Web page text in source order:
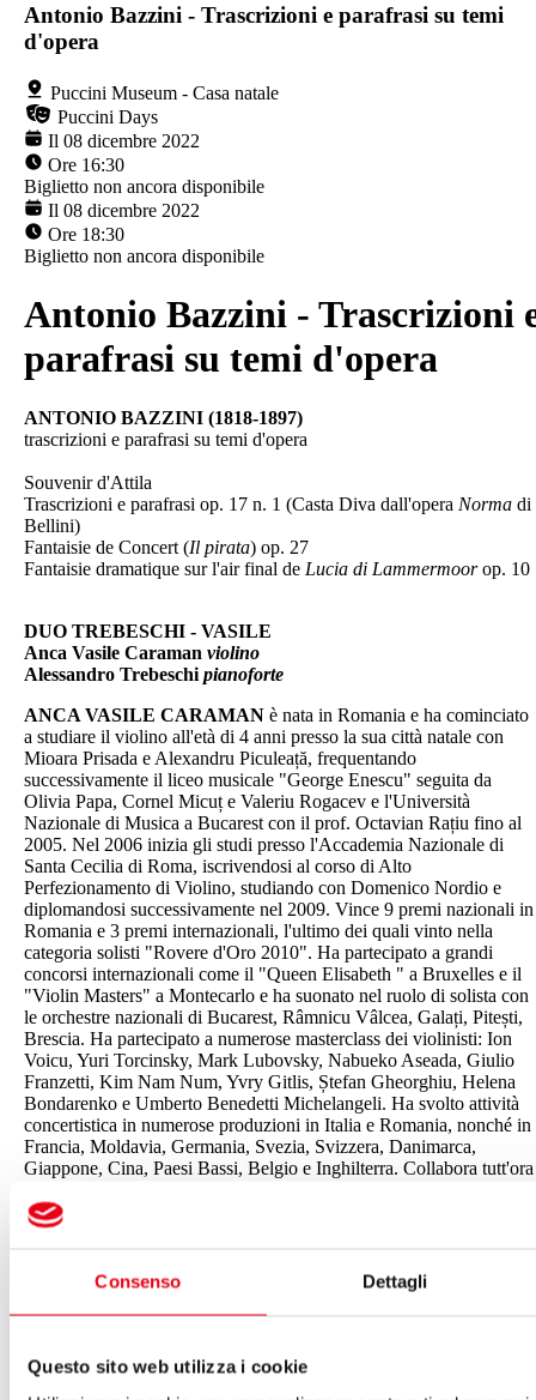
Consenso Dettagli
Questo sito web utilizza i cookie
Antonio Bazzini - Trascrizioni e parafrasi su temi
d'opera
Puccini Museum - Casa natale
Puccini Days
Il 08 dicembre 2022
Ore 16:30
Biglietto non ancora disponibile
Il 08 dicembre 2022
Ore 18:30
Biglietto non ancora disponibile
Antonio Bazzini - Trascrizioni
parafrasi su temi d'opera
ANTONIO BAZZINI (1818-1897)
trascrizioni e parafrasi su temi d'opera
Souvenir d'Attila
Trascrizioni e parafrasi op. 17 n. 1 (Casta Diva dall'opera Norma di
Bellini)
Fantaisie de Concert (Il pirata) op. 27
Fantaisie dramatique sur l'air final de Lucia di Lammermoorop. 10
DUO TREBESCHI - VASILE
Anca Vasile Caraman violino
Alessandro Trebeschi pianoforte
ANCA VASILE CARAMAN è nata in Romania e ha cominciato
a studiare il violino all'età di 4 anni presso la sua città natale con
Mioara Prisada e Alexandru Piculeață, frequentando
successivamente il liceo musicale "George Enescu" seguita da
Olivia Papa, Cornel Micuț e Valeriu Rogacev e l'Università
Nazionale di Musica a Bucarest con il prof. Octavian Rațiu fino al
2005. Nel 2006 inizia gli studi presso l'Accademia Nazionale di
Santa Cecilia di Roma, iscrivendosi al corso di Alto
Perfezionamento di Violino, studiando con Domenico Nordio e
diplomandosi successivamente nel 2009. Vince 9 premi nazionali in
Romania e 3 premi internazionali, l'ultimo dei quali vinto nella
categoria solisti "Rovere d'Oro 2010". Ha partecipato a grandi
concorsi internazionali come il "Queen Elisabeth " a Bruxelles e il
"Violin Masters" a Montecarlo e ha suonato nel ruolo di solista con
le orchestre nazionali di Bucarest, Râmnicu Vâlcea, Galați, Pitești,
Brescia. Ha partecipato a numerose masterclass dei violinisti: Ion
Voicu, Yuri Torcinsky, Mark Lubovsky, Nabueko Aseada, Giulio
Franzetti, Kim Nam Num, Yvry Gitlis, Ștefan Gheorghiu, Helena
Bondarenko e Umberto Benedetti Michelangeli. Ha svolto attività
concertistica in numerose produzioni in Italia e Romania, nonché in
Francia, Moldavia, Germania, Svezia, Svizzera, Danimarca,
Giappone, Cina, Paesi Bassi, Belgio e Inghilterra. Collabora tutt'ora
presentando le musiche di Alberto Bonera e suona in varie
formazioni cameristiche. A settembre 2018 con la rivista
bresciano Antonio Bazzini, e nel novembre dello stesso anno
l’integrale in 5 cd per “Brilliant Classics” insieme al pianista
Alessandro Trebeschi. Per l’edizione Aldebaran ha curato la
A.Bazzini. Nel 2019 sono uscite per la casa discografica BAM le 8
stagioni di Vivaldi e Piazzolla registrate a Brescia insieme alla